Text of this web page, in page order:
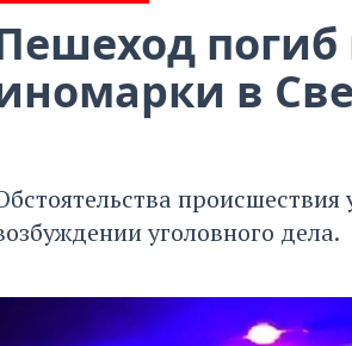
в
уголовного дела.